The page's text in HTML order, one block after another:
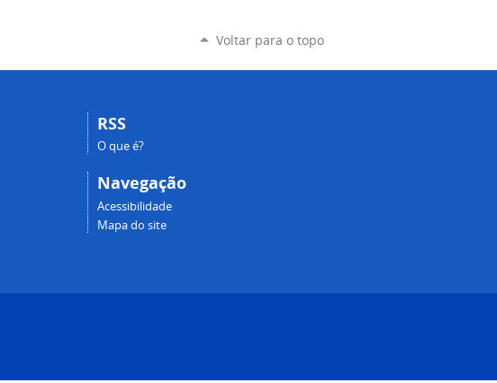
Voltar para o topo
RSS
O que é?
Navegação
Acessibilidade
Mapa do site